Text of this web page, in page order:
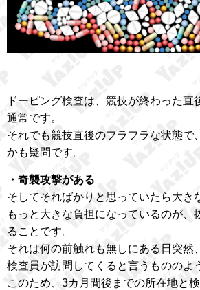
ドーピング検査は、競技が終わった直
通常です。
それでも競技直後のフラフラな状態で
かも疑問です。
・奇襲攻撃がある
そしてそればかりと思っていたら大き
もっと大きな負担になっているのが、
ることです。
それは何の前触れも無しにある日突然
検査員が訪問してくると言うもののよ
このため、3カ月間後までの所在地と